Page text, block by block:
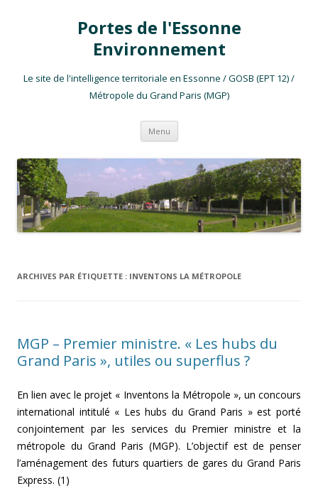
Portes de l'Essonne
Environnement
Le site de l'intelligence territoriale en Essonne / GOSB (EPT 12) /
Métropole du Grand Paris (MGP)
Menu Aller au contenu
ARCHIVES PAR ÉTIQUETTE : INVENTONS LA MÉTROPOLE
MGP – Premier ministre. « Les hubs du
Grand Paris », utiles ou superflus ?
En lien avec le projet « Inventons la Métropole », un concours
international intitulé « Les hubs du Grand Paris » est porté
conjointement par les services du Premier ministre et la
métropole du Grand Paris (MGP). L’objectif est de penser
l’aménagement des futurs quartiers de gares du Grand Paris
Express. (1)